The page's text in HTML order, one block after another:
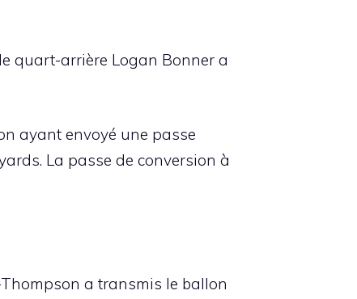
quart-arrière Logan Bonner a
ayant envoyé une passe
La passe de conversion à
a transmis le ballon